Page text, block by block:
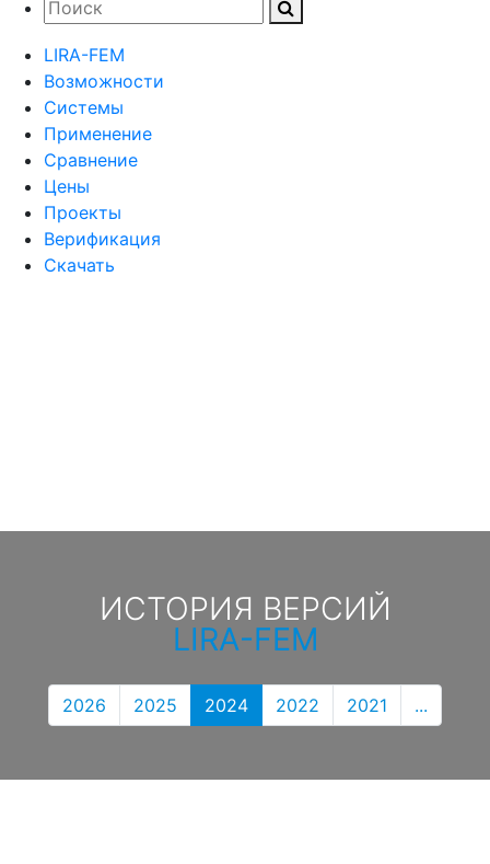
LIRA-FEM
Возможности
Cистемы
Применение
Сравнение
Цены
Проекты
Верификация
Скачать
ИСТОРИЯ ВЕРСИЙ
LIRA-FEM
2026 2025 2024 2022 2021 ...